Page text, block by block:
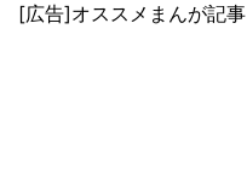
[広告]オススメまんが記事